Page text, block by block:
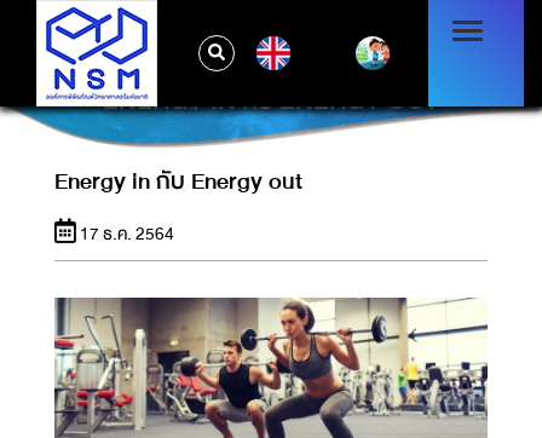
ENERGY IN กับ ENERGY OUT
Energy in กับ Energy out
17 ธ.ค. 2564